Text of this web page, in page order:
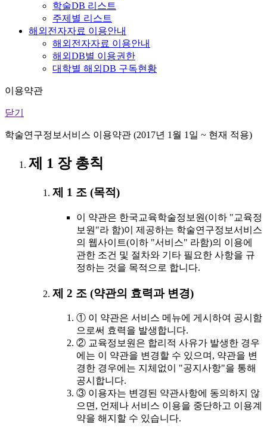
학술DB 리스트
주제별 리스트
해외전자자료 이용안내
해외전자자료 이용안내
해외DB별 이용권한
대학별 해외DB 구독현황
이용약관
닫기
학술연구정보서비스 이용약관 (2017년 1월 1일 ~ 현재 적용)
제 1 장 총칙
제 1 조 (목적)
이 약관은 한국교육학술정보원(이하 "교육정
보원"라 함)이 제공하는 학술연구정보서비스
의 웹사이트(이하 "서비스" 라함)의 이용에
관한 조건 및 절차와 기타 필요한 사항을 규
정하는 것을 목적으로 합니다.
제 2 조 (약관의 효력과 변경)
① 이 약관은 서비스 메뉴에 게시하여 공시함
으로써 효력을 발생합니다.
② 교육정보원은 합리적 사유가 발생한 경우
에는 이 약관을 변경할 수 있으며, 약관을 변
경한 경우에는 지체없이 "공지사항"을 통해
공시합니다.
③ 이용자는 변경된 약관사항에 동의하지 않
으면, 언제나 서비스 이용을 중단하고 이용계
약을 해지할 수 있습니다.